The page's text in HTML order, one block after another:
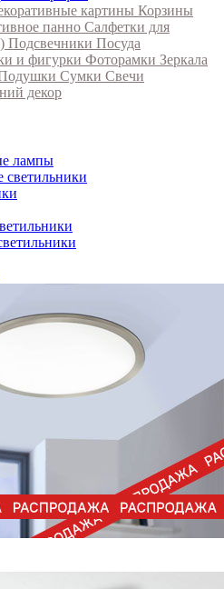
картины Корзины
панно Салфетки для
Подсвечники Посуда
и фигурки Фоторамки Зеркала
Сумки Свечи
декор
лампы
светильники